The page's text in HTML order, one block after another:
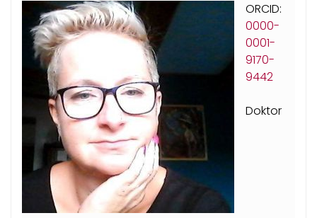
ORCID:
0000-
0001-
9170-
9442
Doktor